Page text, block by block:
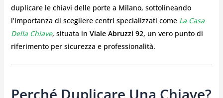
duplicare le chiavi delle porte a Milano, sottolineando
l’importanza di scegliere centri specializzati come La Casa
Della Chiave, situata in Viale Abruzzi 92, un vero punto di
riferimento per sicurezza e professionalità.
Perché Duplicare Una Chiave?